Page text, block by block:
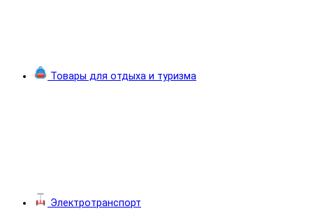
Товары для отдыха и туризма
Электротранспорт